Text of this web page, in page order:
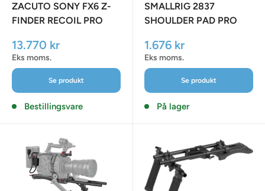
ZACUTO SONY FX6 Z-
FINDER RECOIL PRO
Udsalgspris
13.770 kr
Eks moms.
Se produkt
Bestillingsvare
SMALLRIG 2837
SHOULDER PAD PRO
Udsalgspris
1.676 kr
Eks moms.
Se produkt
På lager